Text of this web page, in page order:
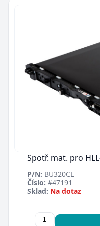
Spotř. mat. pro
P/N: BU320CL
Číslo: #47191
Sklad: Na dotaz